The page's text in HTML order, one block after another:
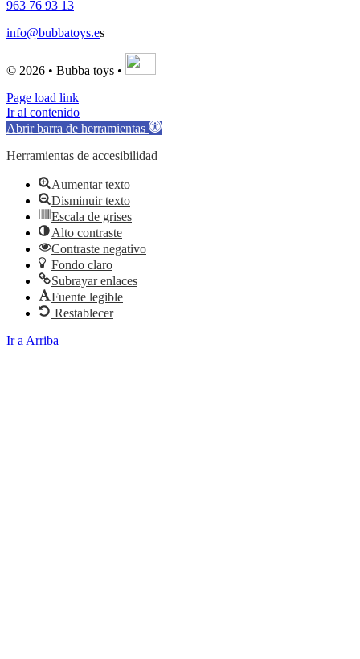
963 76 93 13
info@bubbatoys.es
© 2026 • Bubba toys •
Page load link
Ir al contenido
Abrir barra de herramientas
Herramientas de accesibilidad
Aumentar texto
Disminuir texto
Escala de grises
Alto contraste
Contraste negativo
Fondo claro
Subrayar enlaces
Fuente legible
Restablecer
Ir a Arriba